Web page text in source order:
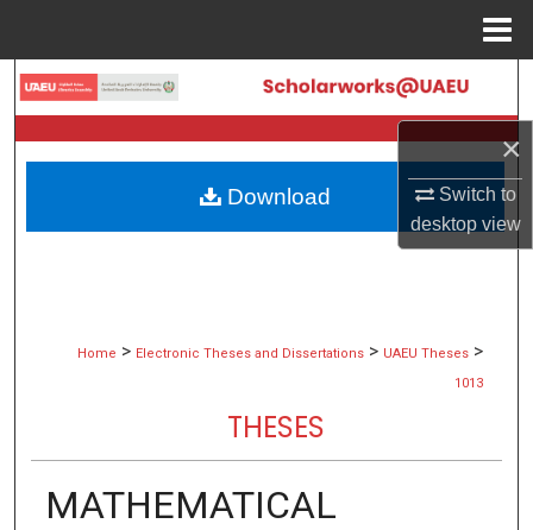
×
Switch to
desktopview
Search
Browse Collections
My Account
Home > Electronic Theses and Dissertations > UAEU Theses >
1013
THESES
MATHEMATICAL
Download